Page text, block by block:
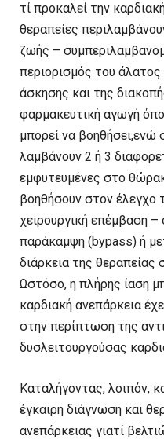
τί προκαλεί την
θεραπείες
ζωής –
περιορισμός του
άσκησης και της
φαρμακευτική αγωγή
μπορεί να βοηθήσει,ενώ
λαμβάνουν 2 ή 3
εμφυτευμένες στο
βοηθήσουν στον έλεγχο
χειρουργική επέμβαση
παράκαμψη (bypass) ή
διάρκεια της θεραπείας
Ωστόσο, η πλήρης ίαση
καρδιακή ανεπάρκεια
στην περίπτωση της
δυσλειτουργούσας
Καταλήγοντας, λοιπόν,
έγκαιρη διάγνωση και
ανεπάρκειας γιατί